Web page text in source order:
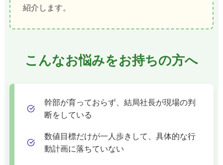
紹介します。
こんなお悩みをお持ちの方へ
幹部が育っておらず、結局社長が現場の判
断をしている
数値目標だけが一人歩きして、具体的な行
動計画に落ちていない